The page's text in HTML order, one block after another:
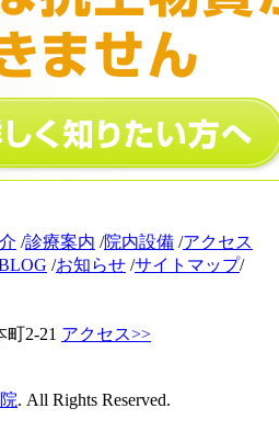
/診療案内 /院内設備 /アクセス
/お知らせ /サイトマップ/
2-21 アクセス>>
. All Rights Reserved.